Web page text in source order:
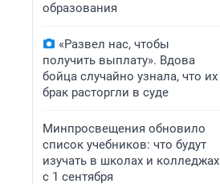
образования
«Развел нас, чтобы
получить выплату». Вдова
бойца случайно узнала, что их
брак расторгли в суде
Минпросвещения обновило
список учебников: что будут
изучать в школах и колледжах
с 1 сентября